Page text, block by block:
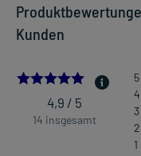
Kunden
4,9 / 5
14 insgesamt
5
4
3
2
1